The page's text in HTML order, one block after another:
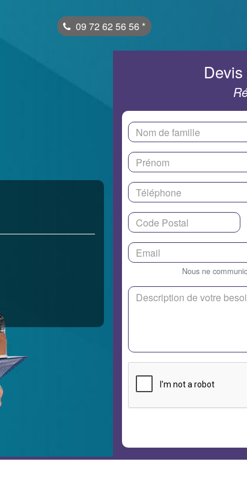
09 72 62 56 56 *
Nous ne